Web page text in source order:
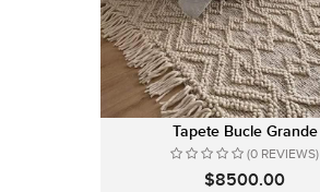
Tapete Bucle Grande
(0 REVIEWS)
$8500.00